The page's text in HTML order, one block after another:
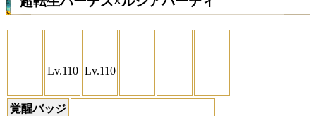
Lv.110 Lv.110
覚醒バッジ